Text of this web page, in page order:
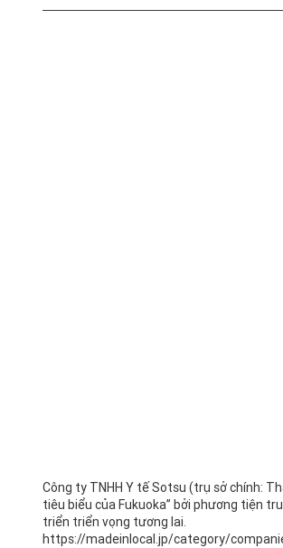
Công ty TNHH Y tế Sotsu (trụ sở chính:
tiêu biểu của Fukuoka” bởi phương tiện
triển triển vọng tương lai.
https://madeinlocal.jp/category/